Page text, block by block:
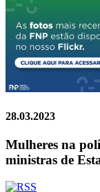
28.03.2023
Mulheres na
ministras de